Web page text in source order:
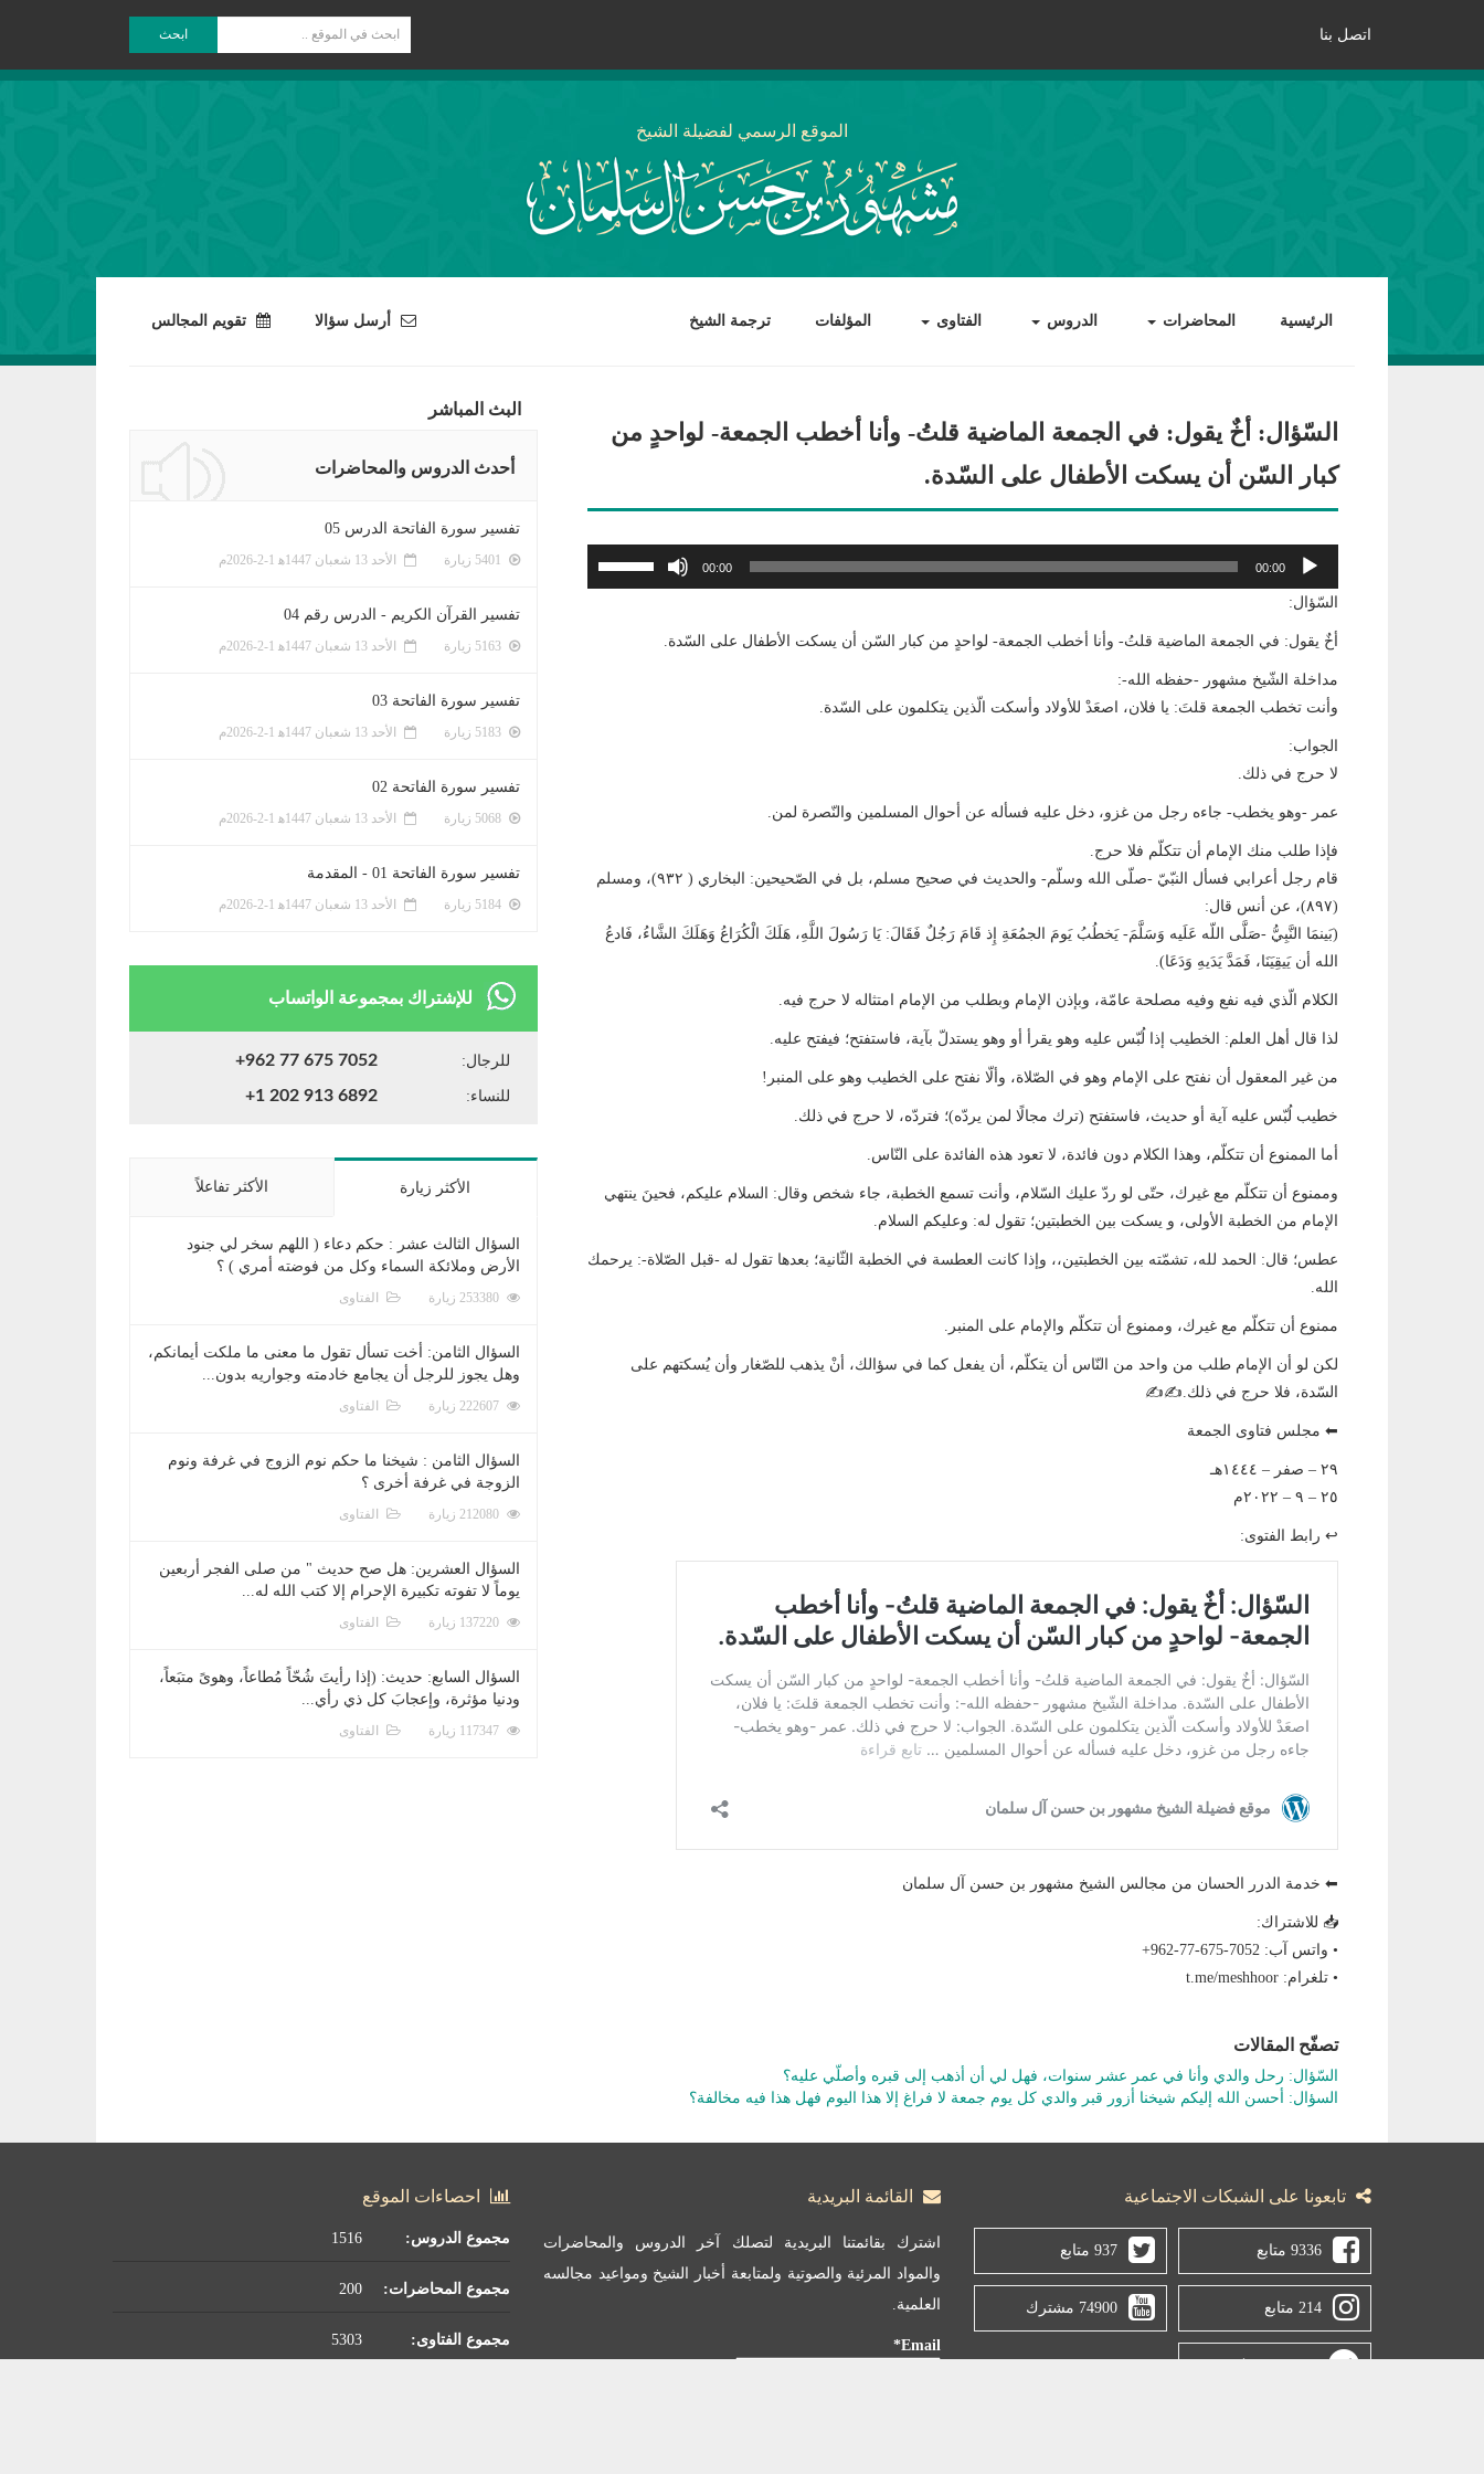
اتصل بنا ابحث
الموقع الرسمي لفضيلة الشيخ
الرئيسية المحاضرات الدروس الفتاوى المؤلفات ترجمة الشيخ أرسل سؤالا تقويم المجالس
السّؤال: أخٌ يقول: في الجمعة الماضية قلتُ- وأنا أخطب الجمعة- لواحدٍ من
كبار السّن أن يسكت الأطفال على السّدة.
مشغل
الصوت
00:00
00:00
السّؤال:
أخٌ يقول: في الجمعة الماضية قلتُ- وأنا أخطب الجمعة- لواحدٍ من كبار السّن أن يسكت الأطفال على السّدة.
مداخلة الشّيخ مشهور -حفظه الله-:
وأنت تخطب الجمعة قلتَ: يا فلان، اصعَدْ للأولاد وأسكت الّذين يتكلمون على السّدة.
الجواب:
لا حرج في ذلك.
عمر -وهو يخطب- جاءه رجل من غزو، دخل عليه فسأله عن أحوال المسلمين والنّصرة لمن.
فإذا طلب منك الإمام أن تتكلّم فلا حرج.
قام رجل أعرابي فسأل النبّيّ -صلّى الله وسلّم- والحديث في صحيح مسلم، بل في الصّحيحين: البخاري ( ٩٣٢)، ومسلم
(٨٩٧)، عن أنس قال:
(بَينمَا النَّبِيُّ -صَلَّى اللّه عَلَيه وَسَلَّمَ- يَخطُبُ يَومَ الجمُعَةِ إِذ قَامَ رَجُلٌ فَقَالَ: يَا رَسُولَ اللَّهِ، هَلَكَ الْكُرَاعُ وَهَلَكَ الشَّاءُ، فَادعُ
الله أن يَيقِيَنَا، فَمَدَّ يَدَيهِ وَدَعَا).
الكلام الّذي فيه نفع وفيه مصلحة عامّة، وبإذن الإمام وبطلب من الإمام امتثاله لا حرج فيه.
لذا قال أهل العلم: الخطيب إذا لُبّس عليه وهو يقرأ أو وهو يستدلّ بآية، فاستفتح؛ فيفتح عليه.
من غير المعقول أن نفتح على الإمام وهو في الصّلاة، وألّا نفتح على الخطيب وهو على المنبر!
خطيب لُبّس عليه آية أو حديث، فاستفتح (ترك مجالًا لمن يردّه)؛ فتردّه، لا حرج في ذلك.
أما الممنوع أن تتكلّم، وهذا الكلام دون فائدة، لا تعود هذه الفائدة على النّاس.
وممنوع أن تتكلّم مع غيرك، حتّى لو ردّ عليك السّلام، وأنت تسمع الخطبة، جاء شخص وقال: السلام عليكم، فحينَ ينتهي
الإمام من الخطبة الأولى، و يسكت بين الخطبتين؛ تقول له: وعليكم السلام.
عطس؛ قال: الحمد لله، تشمّته بين الخطبتين،، وإذا كانت العطسة في الخطبة الثّانية؛ بعدها تقول له -قبل الصّلاة-: يرحمك
الله.
ممنوع أن تتكلّم مع غيرك، وممنوع أن تتكلّم والإمام على المنبر.
لكن لو أن الإمام طلب من واحد من النّاس أن يتكلّم، أن يفعل كما في سؤالك، أنْ يذهب للصّغار وأن يُسكتهم على
السّدة، فلا حرج في ذلك.✍️✍️
⬅ مجلس فتاوى الجمعة
٢٩ – صفر – ١٤٤٤هـ
٢٥ – ٩ – ٢٠٢٢م
↩ رابط الفتوى:
⬅ خدمة الدرر الحسان من مجالس الشيخ مشهور بن حسن آل سلمان
📥 للاشتراك:
• واتس آب: ‎+962-77-675-7052
• تلغرام: t.me/meshhoor
تصفّح المقالات
السّؤال: رحل والدي وأنا في عمر عشر سنوات، فهل لي أن أذهب إلى قبره وأصلّي عليه؟
السؤال: أحسن الله إليكم شيخنا أزور قبر والدي كل يوم جمعة لا فراغ إلا هذا اليوم فهل هذا فيه مخالفة؟
البث المباشر
أحدث الدروس والمحاضرات
تفسير سورة الفاتحة الدرس 05
الأحد 13 شعبان 1447ﻫ 1-2-2026م
تفسير القرآن الكريم - الدرس رقم 04
الأحد 13 شعبان 1447ﻫ 1-2-2026م
تفسير سورة الفاتحة 03
الأحد 13 شعبان 1447ﻫ 1-2-2026م
تفسير سورة الفاتحة 02
الأحد 13 شعبان 1447ﻫ 1-2-2026م
تفسير سورة الفاتحة 01 - المقدمة
الأحد 13 شعبان 1447ﻫ 1-2-2026م
للإشتراك بمجموعة الواتساب
للرجال: +962 77 675 7052
للنساء: +1 202 913 6892
الأكثر زيارة الأكثر تفاعلاً
السؤال الثالث عشر : حكم دعاء ( اللهم سخر لي جنود
الأرض وملائكة السماء وكل من فوضته أمري ) ؟
الفتاوى
السؤال الثامن: أخت تسأل تقول ما معنى ما ملكت أيمانكم،
وهل يجوز للرجل أن يجامع خادمته وجواريه بدون...
الفتاوى
السؤال الثامن : شيخنا ما حكم نوم الزوج في غرفة ونوم
الزوجة في غرفة أخرى ؟
الفتاوى
السؤال العشرين: هل صح حديث " من صلى الفجر أربعين
يوماً لا تفوته تكبيرة الإحرام إلا كتب الله له...
الفتاوى
السؤال السابع: حديث: (إذا رأيتَ شُحّاً مُطاعاً، وهوىً متبَعاً،
ودنيا مؤثرة، وإعجابَ كل ذي رأي...
الفتاوى
تابعونا على الشبكات الاجتماعية
9336 متابع 937 متابع
214 متابع 74900 مشترك
القائمة البريدية
اشترك بقائمتنا البريدية لتصلك آخر الدروس والمحاضرات
والمواد المرئية والصوتية ولمتابعة أخبار الشيخ ومواعيد مجالسه
العلمية.
Email*
احصاءات الموقع
مجموع الدروس:
مجموع المحاضرات:
مجموع الفتاوى: